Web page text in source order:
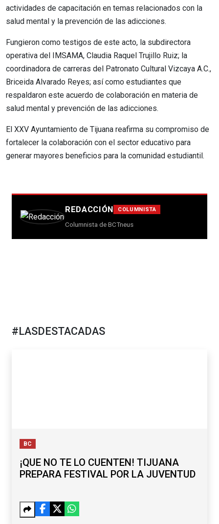
actividades de capacitación en temas relacionados con la
salud mental y la prevención de las adicciones.
Fungieron como testigos de este acto, la subdirectora
operativa del IMSAMA, Claudia Raquel Trujillo Ruiz; la
coordinadora de carreras del Patronato Cultural Vizcaya A.C.,
Briceida Alvarado Reyes; así como estudiantes que
respaldaron este acuerdo de colaboración en materia de
salud mental y prevención de las adicciones.
El XXV Ayuntamiento de Tijuana reafirma su compromiso de
fortalecer la colaboración con el sector educativo para
generar mayores beneficios para la comunidad estudiantil.
REDACCIÓN COLUMNISTA
Columnista de BCTneus
#LASDESTACADAS
BC
¡QUE NO TE LO CUENTEN! TIJUANA
PREPARA FESTIVAL POR LA JUVENTUD